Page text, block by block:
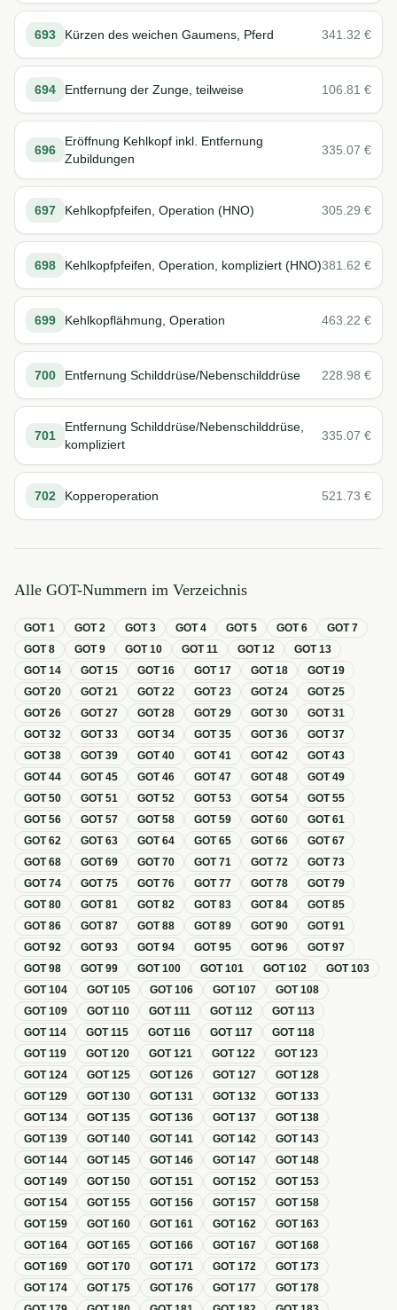
693 Kürzen des weichen Gaumens, Pferd 341.32 €
694 Entfernung der Zunge, teilweise 106.81 €
696
Eröffnung Kehlkopf inkl. Entfernung
Zubildungen
335.07 €
697 Kehlkopfpfeifen, Operation (HNO) 305.29 €
698 Kehlkopfpfeifen, Operation, kompliziert (HNO)381.62 €
699 Kehlkopflähmung, Operation 463.22 €
700 Entfernung Schilddrüse/Nebenschilddrüse 228.98 €
701
Entfernung Schilddrüse/Nebenschilddrüse,
kompliziert
335.07 €
702 Kopperoperation 521.73 €
Alle GOT-Nummern im Verzeichnis
GOT1 GOT2 GOT3 GOT4 GOT5 GOT6 GOT7
GOT8 GOT9 GOT10 GOT11 GOT12 GOT13
GOT14 GOT15 GOT16 GOT17 GOT18 GOT19
GOT20 GOT21 GOT22 GOT23 GOT24 GOT25
GOT26 GOT27 GOT28 GOT29 GOT30 GOT31
GOT32 GOT33 GOT34 GOT35 GOT36 GOT37
GOT38 GOT39 GOT40 GOT41 GOT42 GOT43
GOT44 GOT45 GOT46 GOT47 GOT48 GOT49
GOT50 GOT51 GOT52 GOT53 GOT54 GOT55
GOT56 GOT57 GOT58 GOT59 GOT60 GOT61
GOT62 GOT63 GOT64 GOT65 GOT66 GOT67
GOT68 GOT69 GOT70 GOT71 GOT72 GOT73
GOT74 GOT75 GOT76 GOT77 GOT78 GOT79
GOT80 GOT81 GOT82 GOT83 GOT84 GOT85
GOT86 GOT87 GOT88 GOT89 GOT90 GOT91
GOT92 GOT93 GOT94 GOT95 GOT96 GOT97
GOT98 GOT99 GOT100 GOT101 GOT102 GOT103
GOT104 GOT105 GOT106 GOT107 GOT108
GOT109 GOT110 GOT111 GOT112 GOT113
GOT114 GOT115 GOT116 GOT117 GOT118
GOT119 GOT120 GOT121 GOT122 GOT123
GOT124 GOT125 GOT126 GOT127 GOT128
GOT129 GOT130 GOT131 GOT132 GOT133
GOT134 GOT135 GOT136 GOT137 GOT138
GOT139 GOT140 GOT141 GOT142 GOT143
GOT144 GOT145 GOT146 GOT147 GOT148
GOT149 GOT150 GOT151 GOT152 GOT153
GOT154 GOT155 GOT156 GOT157 GOT158
GOT159 GOT160 GOT161 GOT162 GOT163
GOT164 GOT165 GOT166 GOT167 GOT168
GOT169 GOT170 GOT171 GOT172 GOT173
GOT174 GOT175 GOT176 GOT177 GOT178